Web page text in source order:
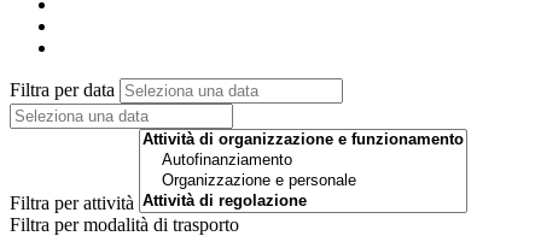
Filtra per data
Filtra per attività
Filtra per modalità di trasporto